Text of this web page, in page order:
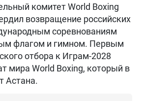
комитет World Boxing
возвращение российских
соревнованиям
флагом и гимном. Первым
отбора к Играм-2028
мира World Boxing, который в
Астана.